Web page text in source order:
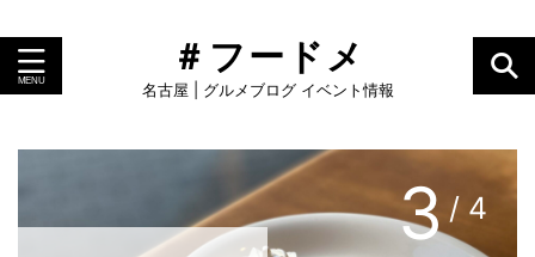
＃フードメ
名古屋 | グルメブログ イベント情報
4 / 4